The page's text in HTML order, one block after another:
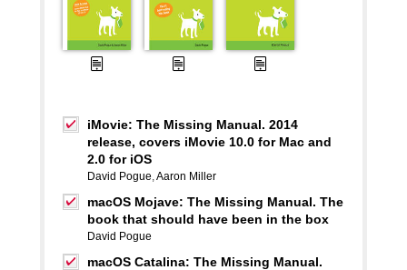
iMovie: The Missing Manual. 2014
release, covers iMovie 10.0 for Mac and
2.0 for iOS
David Pogue,Aaron Miller
macOS Mojave: The Missing Manual. The
book that should have been in the box
David Pogue
macOS Catalina: The Missing Manual.